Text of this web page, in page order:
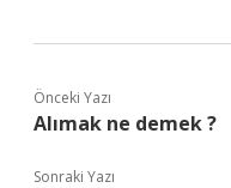
Önceki Yazı
Alımak ne demek ?
Sonraki Yazı